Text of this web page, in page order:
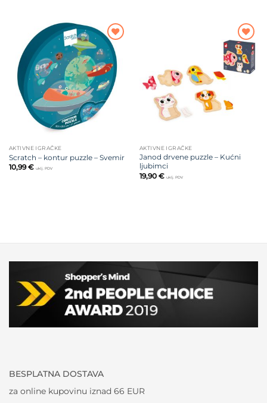
Dodajte
na listu
želja
AKTIVNE IGRAČKE
Scratch – kontur puzzle – Svemir
10,99€ uklj. PDV
Dodajte
na listu
želja
AKTIVNE IGRAČKE
Janod drvene puzzle – Kućni
ljubimci
19,90 € uklj. PDV
BESPLATNA DOSTAVA
za online kupovinu iznad 66 EUR